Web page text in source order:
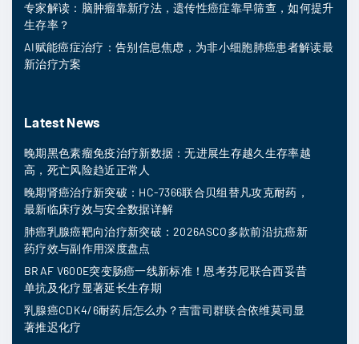
专家解读：脑肿瘤靠新疗法，遗传性癌症靠早筛查，如何提升
生存率？
AI赋能癌症治疗：告别信息焦虑，为非小细胞肺癌患者解读最
新治疗方案
Latest News
晚期黑色素瘤免疫治疗新数据：无进展生存越久生存率越
高，死亡风险趋近正常人
晚期肾癌治疗新突破：HC-7366联合贝组替凡攻克耐药，
最新临床疗效与安全数据详解
肺癌乳腺癌靶向治疗新突破：2026ASCO多款前沿抗癌新
药疗效与副作用深度盘点
BRAF V600E突变肠癌一线新标准！恩考芬尼联合西妥昔
单抗及化疗显著延长生存期
乳腺癌CDK4/6耐药后怎么办？吉雷司群联合依维莫司显
著推迟化疗